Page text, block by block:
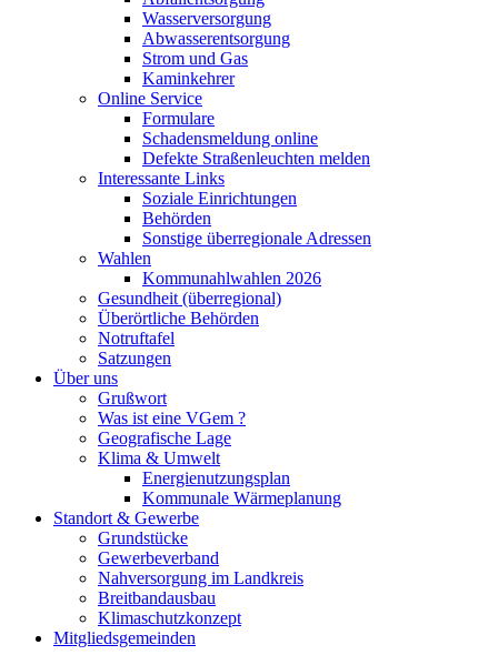
Wasserversorgung
Abwasserentsorgung
Strom und Gas
Kaminkehrer
Online Service
Formulare
Schadensmeldung online
Defekte Straßenleuchten melden
Interessante Links
Soziale Einrichtungen
Behörden
Sonstige überregionale Adressen
Wahlen
Kommunahlwahlen 2026
Gesundheit (überregional)
Überörtliche Behörden
Notruftafel
Satzungen
Über uns
Grußwort
Was ist eine VGem ?
Geografische Lage
Klima & Umwelt
Energienutzungsplan
Kommunale Wärmeplanung
Standort & Gewerbe
Grundstücke
Gewerbeverband
Nahversorgung im Landkreis
Breitbandausbau
Klimaschutzkonzept
Mitgliedsgemeinden